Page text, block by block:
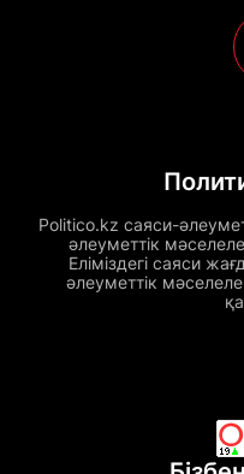
Politico.kz саяси-
әлеуметтік
Еліміздегі саяси
әлеуметтік